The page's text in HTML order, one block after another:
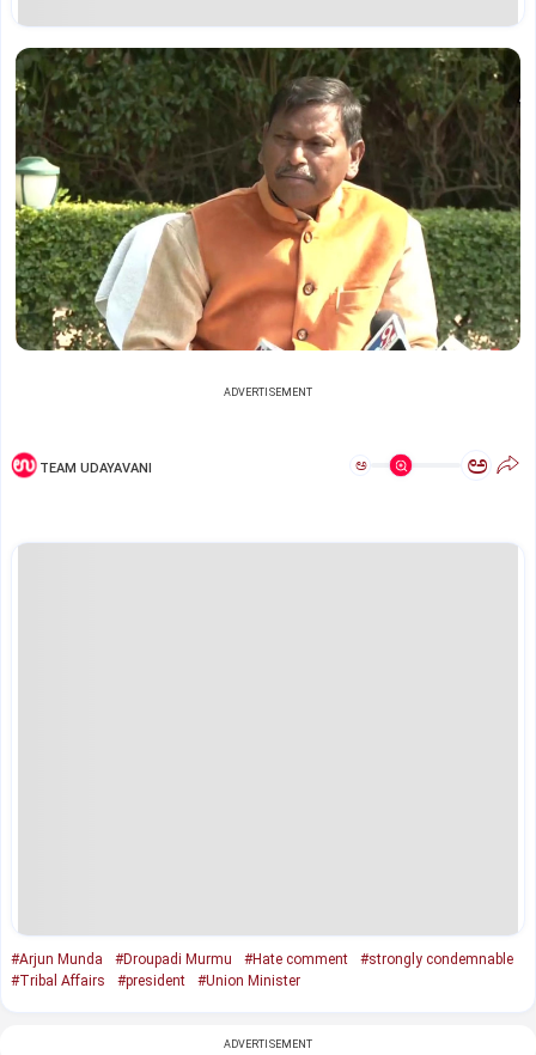
ADVERTISEMENT
TEAM UDAYAVANI ಅ ಅ
#Arjun Munda #Droupadi Murmu #Hate comment
#strongly condemnable
#Tribal Affairs
#president #Union Minister
ADVERTISEMENT